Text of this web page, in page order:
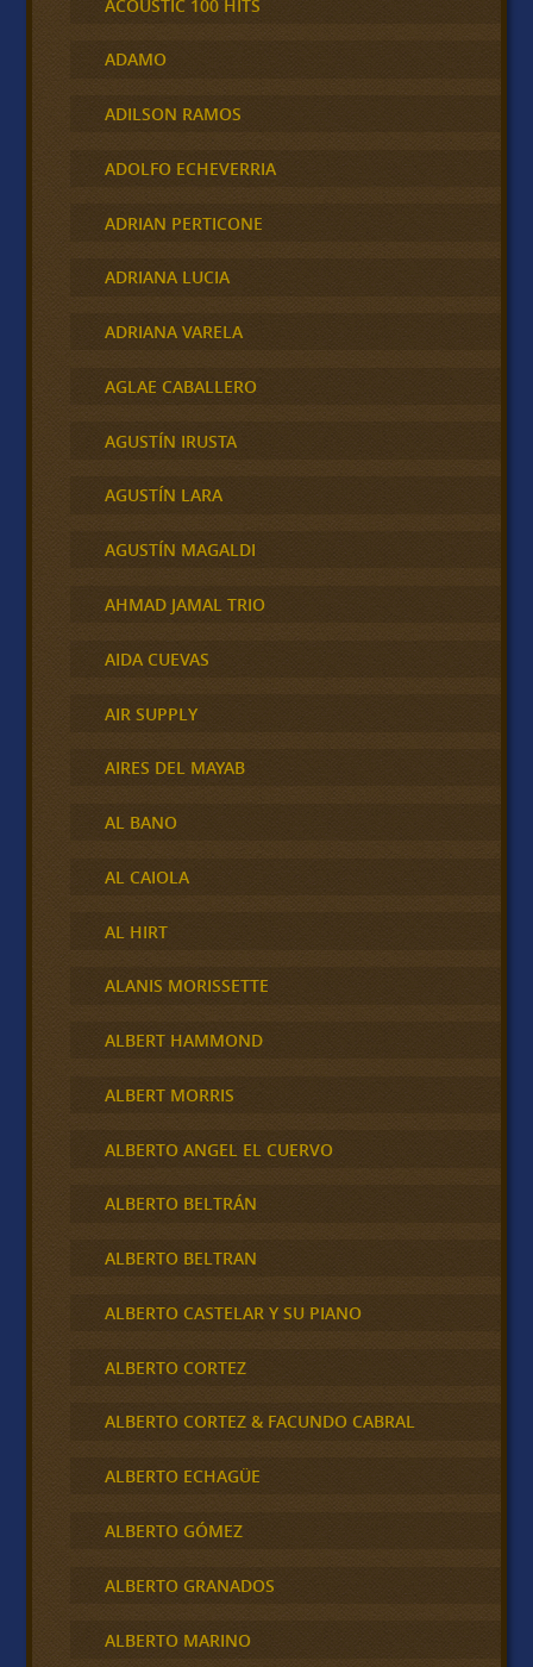
ACOUSTIC 100 HITS
ADAMO
ADILSON RAMOS
ADOLFO ECHEVERRIA
ADRIAN PERTICONE
ADRIANA LUCIA
ADRIANA VARELA
AGLAE CABALLERO
AGUSTÍN IRUSTA
AGUSTÍN LARA
AGUSTÍN MAGALDI
AHMAD JAMAL TRIO
AIDA CUEVAS
AIR SUPPLY
AIRES DEL MAYAB
AL BANO
AL CAIOLA
AL HIRT
ALANIS MORISSETTE
ALBERT HAMMOND
ALBERT MORRIS
ALBERTO ANGEL EL CUERVO
ALBERTO BELTRÁN
ALBERTO BELTRAN
ALBERTO CASTELAR Y SU PIANO
ALBERTO CORTEZ
ALBERTO CORTEZ & FACUNDO CABRAL
ALBERTO ECHAGÜE
ALBERTO GÓMEZ
ALBERTO GRANADOS
ALBERTO MARINO